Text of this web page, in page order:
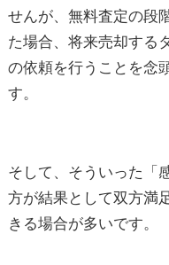
せんが、無料査定の段
た場合、将来売却する
の依頼を行うことを念
す。
そして、そういった「
方が結果として双方満
きる場合が多いです。